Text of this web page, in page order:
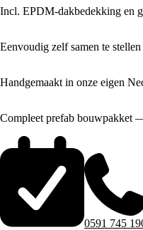
Incl. EPDM-dakbedekking en
Eenvoudig zelf samen te
Handgemaakt in onze eigen
Compleet prefab bouwpakket
0591 745